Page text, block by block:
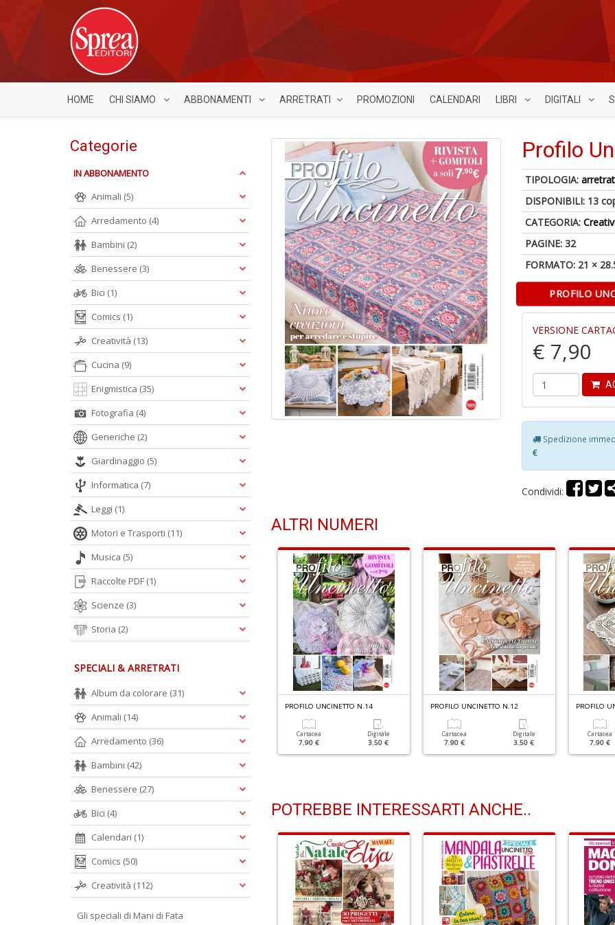
HOME CHI SIAMO ABBONAMENTI ARRETRATI PROMOZIONI CALENDARI LIBRI DIGITALI
Profilo
TIPOLOGIA:
DISPONIBILI: 13
CATEGORIA:
PAGINE: 32
FORMATO: 21 ×
PROFILO
VERSIONE
€ 7,90
Spedizione
€
Condividi:
ALTRI NUMERI
UNCINETTO N.2
Digitale
2.90 €
PROFILO UNCINETTO N.1
Cartacea
6.90 € 2.90 €
PROFILO UNCINETTO N.14
Cartacea
7.90 €
Digitale
3.50 €
PROFILO UNCINETTO N.12
Cartacea
7.90 €
Digitale
3.50 €
PROFILO
Cartacea
7.90 €
POTREBBE INTERESSARTI ANCHE..
Categorie
IN ABBONAMENTO
Animali (5)
Arredamento (4)
Bambini (2)
Benessere (3)
Bici (1)
Comics (1)
Creatività (13)
Cucina (9)
Enigmistica (35)
Fotografia (4)
Generiche (2)
Giardinaggio (5)
Informatica (7)
Leggi (1)
Motori e Trasporti (11)
Musica (5)
Raccolte PDF (1)
Scienze (3)
Storia (2)
SPECIALI & ARRETRATI
Album da colorare (31)
Animali (14)
Arredamento (36)
Bambini (42)
Benessere (27)
Bici (4)
Calendari (1)
Comics (50)
Creatività (112)
Gli speciali di Mani di Fata